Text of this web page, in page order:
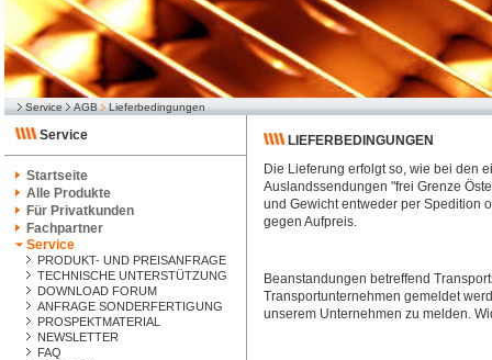
Service AGB Lieferbedingungen
Service
Startseite
Alle Produkte
Für Privatkunden
Fachpartner
Service
PRODUKT- UND PREISANFRAGE
TECHNISCHE UNTERSTÜTZUNG
DOWNLOAD FORUM
ANFRAGE SONDERFERTIGUNG
PROSPEKTMATERIAL
NEWSLETTER
FAQ
LIEFERBEDINGUNGEN
Die Lieferung erfolgt so, wie bei den
Auslandssendungen "frei Grenze
und Gewicht entweder per Spedition
gegen Aufpreis.
Beanstandungen betreffend
Transportunternehmen gemeldet
unserem Unternehmen zu melden.